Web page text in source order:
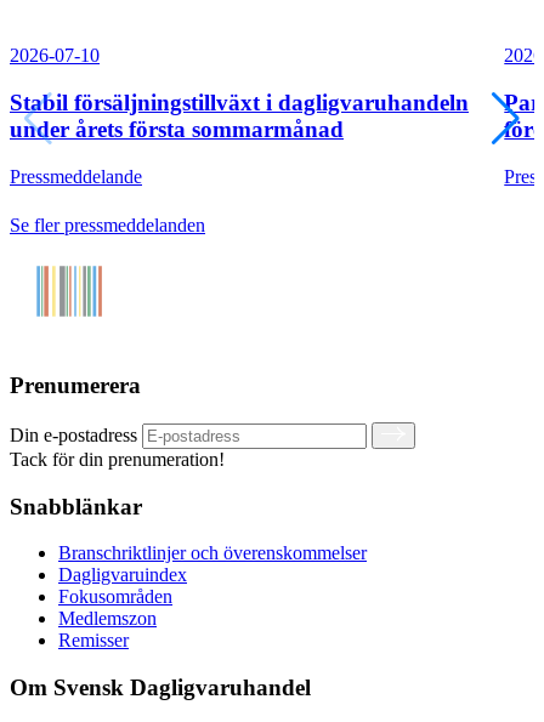
2026-07-10
Stabil försäljningstillväxt i dagligvaruhandeln
under årets första sommarmånad
Pressmeddelande
Se fler pressmeddelanden
Prenumerera
Din e-postadress
Tack för din prenumeration!
Snabblänkar
Branschriktlinjer och överenskommelser
Dagligvaruindex
Fokusområden
Medlemszon
Remisser
Om Svensk Dagligvaruhandel